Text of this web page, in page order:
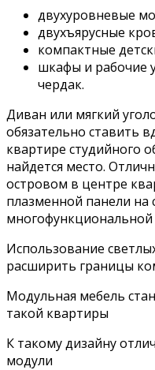
двухуровневые
двухъярусные
компактные
шкафы и рабочие
чердак.
Диван или мягкий
обязательно ставить
квартире студийного
найдется место.
островом в центре
плазменной панели на
многофункциональной
Использование
расширить границы
Модульная мебель
такой квартиры
К такому дизайну
модули